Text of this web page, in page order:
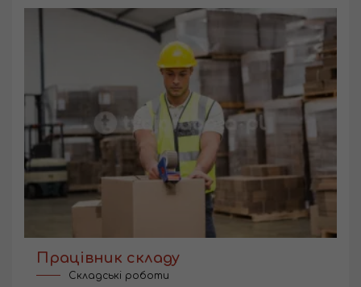
Працівник складу
Складські роботи